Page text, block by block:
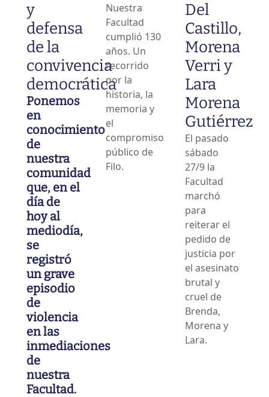
y
defensa
de la
convivencia
democrática
Ponemos
en
conocimiento
de
nuestra
comunidad
que, en el
día de
hoy al
mediodía,
se
registró
un grave
episodio
de
violencia
en las
inmediaciones
de
nuestra
Facultad.
Nuestra
Facultad
cumplió 130
años. Un
recorrido
por la
historia, la
memoria y
el
compromiso
público de
Filo.
Del
Castillo,
Morena
Verri y
Lara
Morena
Gutiérrez
El pasado
sábado
27/9 la
Facultad
marchó
para
reiterar el
pedido de
justicia por
el asesinato
brutal y
cruel de
Brenda,
Morena y
Lara.